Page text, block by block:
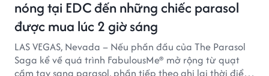
nóng tại EDC đến những chiếc parasol
được mua lúc 2 giờ sáng
LAS VEGAS, Nevada – Nếu phần đầu của The Parasol
Saga kể về quá trình FabulousMe® mở rộng từ quạt
cầm tay sang parasol, phần tiếp theo ghi lại thời điểm